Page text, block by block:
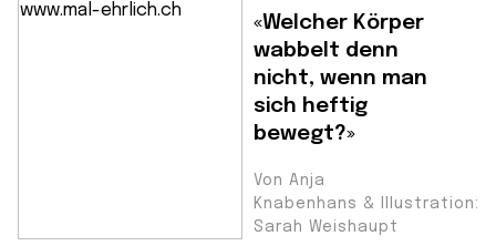
«Welcher Körper
wabbelt denn
nicht, wenn man
sich heftig
bewegt?»
Von Anja
Knabenhans & Illustration:
Sarah Weishaupt